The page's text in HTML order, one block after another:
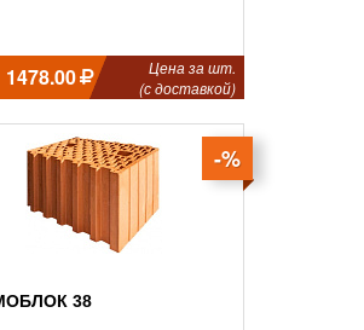
1478.00
Цена за шт.
(с доставкой)
-%
38